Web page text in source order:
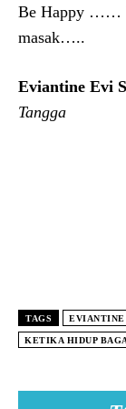
Be Happy ……
masak…..
Eviantine Evi
Tangga
TAGS EVIANTINE
KETIKA HIDUP